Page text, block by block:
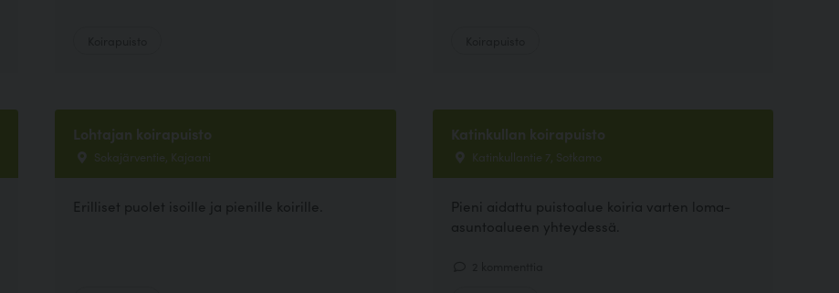
Lohtajan koirapuisto
Sokajärventie, Kajaani
Erilliset puolet isoille ja pienille koirille.
Katinkullan koirapuisto
Katinkullantie 7, Sotkamo
Pieni aidattu puistoalue koiria varten loma-
asuntoalueen yhteydessä.